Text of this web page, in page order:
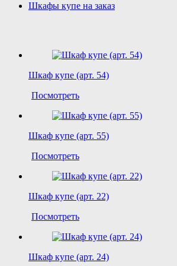
Шкафы купе на заказ
Шкаф купе (арт. 54)
Посмотреть
Шкаф купе (арт. 55)
Посмотреть
Шкаф купе (арт. 22)
Посмотреть
Шкаф купе (арт. 24)